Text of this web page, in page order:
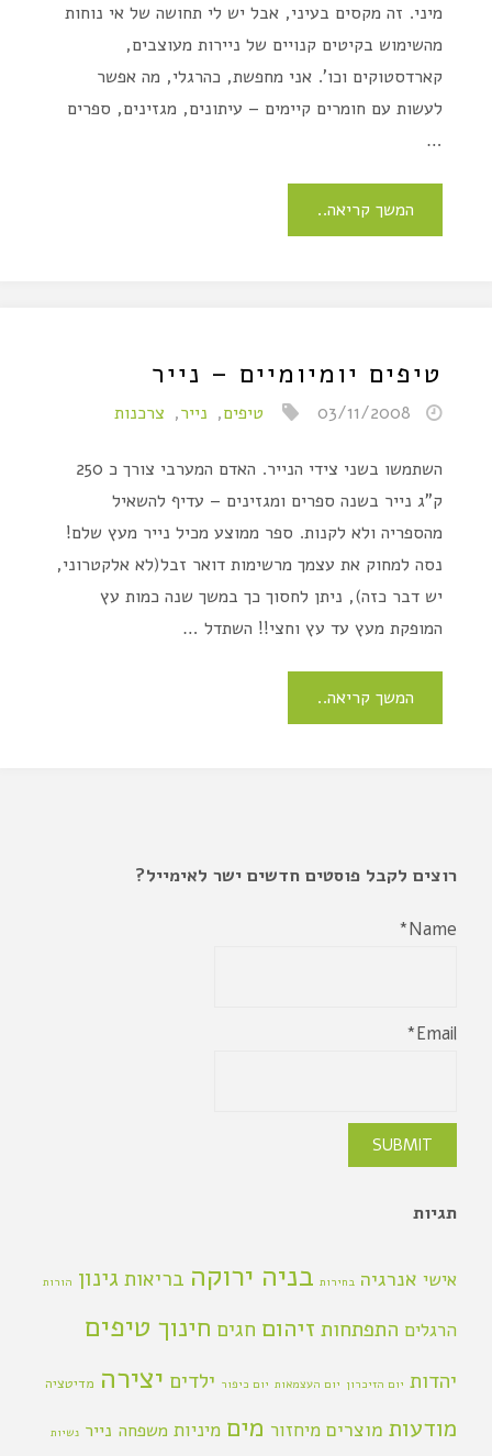
מיני. זה מקסים בעיני, אבל יש לי תחושה של אי נוחות
מהשימוש בקיטים קנויים של ניירות מעוצבים,
קארדסטוקים וכו'. אני מחפשת, כהרגלי, מה אפשר
לעשות עם חומרים קיימים – עיתונים, מגזינים, ספרים
…
המשך קריאה..
טיפים יומיומיים – נייר
03/11/2008 טיפים, נייר, צרכנות
השתמשו בשני צידי הנייר. האדם המערבי צורך כ 250
ק"ג נייר בשנה ספרים ומגזינים – עדיף להשאיל
מהספריה ולא לקנות. ספר ממוצע מכיל נייר מעץ שלם!
נסה למחוק את עצמך מרשימות דואר זבל(לא אלקטרוני,
יש דבר כזה), ניתן לחסוך כך במשך שנה כמות עץ
המופקת מעץ עד עץ וחצי!! השתדל …
המשך קריאה..
רוצים לקבל פוסטים חדשים ישר לאימייל?
Name*
Email*
תגיות
אישי אנרגיה בחירות בניה ירוקה בריאות גינון הורות
הרגלים התפתחות זיהום חגים חינוך טיפים
יהדות יום הזיכרון יום העצמאות יום כיפור ילדים יצירה מדיטציה
מודעות מוצרים מיחזור מים מיניות משפחה נייר נשיות